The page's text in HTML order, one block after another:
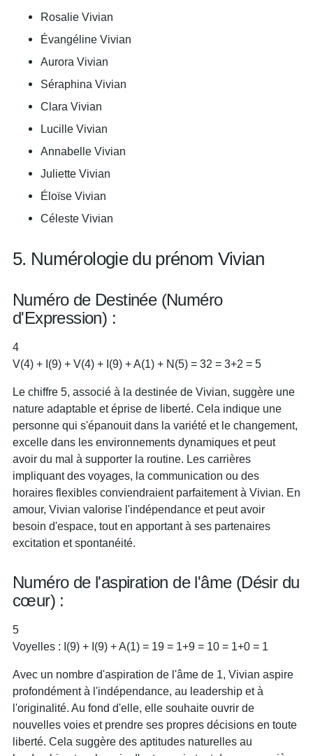
Rosalie Vivian
Évangéline Vivian
Aurora Vivian
Séraphina Vivian
Clara Vivian
Lucille Vivian
Annabelle Vivian
Juliette Vivian
Éloïse Vivian
Céleste Vivian
5. Numérologie du prénom Vivian
Numéro de Destinée (Numéro
d'Expression) :
4
V(4) + I(9) + V(4) + I(9) + A(1) + N(5) = 32 = 3+2 = 5
Le chiffre 5, associé à la destinée de Vivian, suggère une
nature adaptable et éprise de liberté. Cela indique une
personne qui s'épanouit dans la variété et le changement,
excelle dans les environnements dynamiques et peut
avoir du mal à supporter la routine. Les carrières
impliquant des voyages, la communication ou des
horaires flexibles conviendraient parfaitement à Vivian. En
amour, Vivian valorise l'indépendance et peut avoir
besoin d'espace, tout en apportant à ses partenaires
excitation et spontanéité.
Numéro de l'aspiration de l'âme (Désir du
cœur) :
5
Voyelles : I(9) + I(9) + A(1) = 19 = 1+9 = 10 = 1+0 = 1
Avec un nombre d'aspiration de l'âme de 1, Vivian aspire
profondément à l'indépendance, au leadership et à
l'originalité. Au fond d'elle, elle souhaite ouvrir de
nouvelles voies et prendre ses propres décisions en toute
liberté. Cela suggère des aptitudes naturelles au